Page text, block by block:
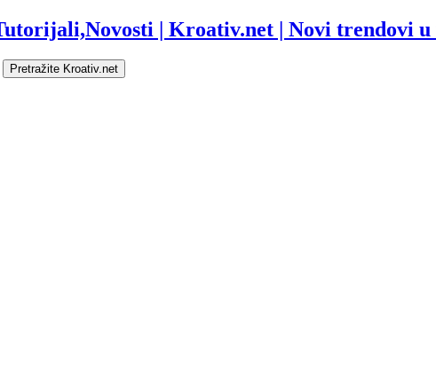
| Kroativ.net | Novi trendovi